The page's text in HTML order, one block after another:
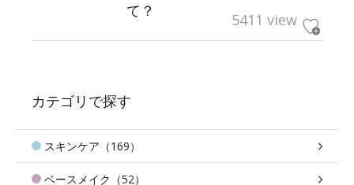
て？
5411 view
カテゴリで探す
スキンケア（169）
ベースメイク（52）